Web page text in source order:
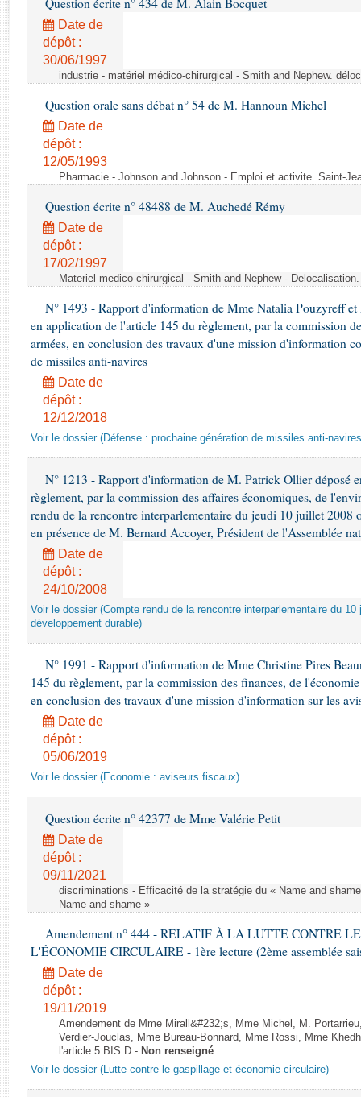
Rapports d'enquête
Rapports législatifs
Rapports sur l'application des lois
Baromètre de l’application des lois
Dossiers législatifs
Budget et sécurité sociale
Questions écrites et orales
Comptes rendus des débats
Question écrite n° 434 de M. Alain Bocquet
Date de
dépôt :
30/06/1997
industrie - matériel médico-chirurgical - Smith and Nephew.
Question orale sans débat n° 54 de M. Hannoun Michel
Date de
dépôt :
12/05/1993
Pharmacie - Johnson and Johnson - Emploi et activite. Saint-
Question écrite n° 48488 de M. Auchedé Rémy
Date de
dépôt :
17/02/1997
Materiel medico-chirurgical - Smith and Nephew -
N° 1493 - Rapport d'information de Mme Natalia Pouzyreff
en application de l'article 145 du règlement, par la commission
armées, en conclusion des travaux d'une mission d'information
de missiles anti-navires
Date de
dépôt :
12/12/2018
Voir le dossier (Défense : prochaine génération de missiles anti-
N° 1213 - Rapport d'information de M. Patrick Ollier déposé
règlement, par la commission des affaires économiques, de
rendu de la rencontre interparlementaire du jeudi 10 juillet 2008
en présence de M. Bernard Accoyer, Président de l'Assemblée
Date de
dépôt :
24/10/2008
Voir le dossier (Compte rendu de la rencontre interparlementaire du
développement durable)
N° 1991 - Rapport d'information de Mme Christine Pires
145 du règlement, par la commission des finances, de
en conclusion des travaux d'une mission d'information sur les
Date de
dépôt :
05/06/2019
Voir le dossier (Economie : aviseurs fiscaux)
Question écrite n° 42377 de Mme Valérie Petit
Date de
dépôt :
09/11/2021
discriminations - Efficacité de la stratégie du « Name and
Name and shame »
Amendement n° 444 - RELATIF À LA LUTTE CONTRE
L'ÉCONOMIE CIRCULAIRE - 1ère lecture (2ème assemblée
Date de
dépôt :
19/11/2019
Amendement de Mme Mirall&#232;s, Mme Michel, M.
Verdier-Jouclas, Mme Bureau-Bonnard, Mme Rossi, Mme
l'article 5 BIS D - Non renseigné
Voir le dossier (Lutte contre le gaspillage et économie circulaire)